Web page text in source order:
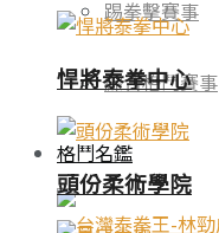
踢拳擊賽事
綜合格鬥賽事
格鬥名鑑
悍將泰拳中心
頭份柔術學院